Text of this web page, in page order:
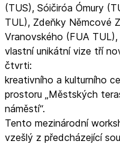
(TUS), Sóičiróa Ómury
TUL), Zdeňky Němcové
Vranovského (FUA
vlastní unikátní vize tří
čtvrti:
kreativního a kulturního
prostoru „Městských
náměstí“.
Tento mezinárodní
vzešlý z předcházející